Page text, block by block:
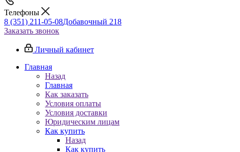
Телефоны
8 (351) 211-05-08Добавочный 218
Заказать звонок
Личный кабинет
Главная
Назад
Главная
Как заказать
Условия оплаты
Условия доставки
Юридическим лицам
Как купить
Назад
Как купить